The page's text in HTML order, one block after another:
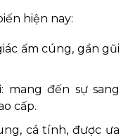
hiện nay:
ấm cúng, gần gũi
: mang đến sự sang
cấp.
cá tính, được ưa